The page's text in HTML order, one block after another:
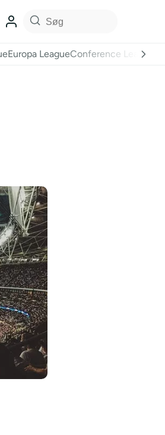
Europa LeagueConference League